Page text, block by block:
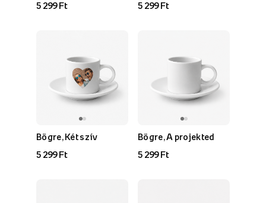
5 299 Ft 5 299 Ft
Bögre, Két szív
5 299 Ft
Bögre, A projekted
5 299 Ft